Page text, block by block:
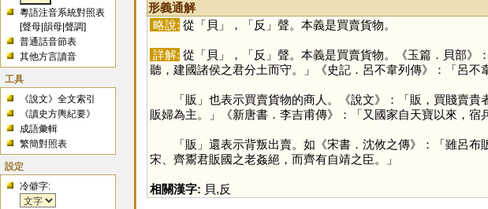
粵語注音系統對照表
[聲母 |韻母 |聲調]
普通話音節表
其他方言讀音
工具
《說文》全文索引
《讀史方輿紀要》
成語彙輯
繁簡對照表
設定
冷僻字:
形義通解
略說: 從「 貝 」，「反 」聲。本義是買賣貨物。
詳解: 從「 貝 」，「反 」聲。本義是買賣貨物。《玉篇．貝部
聽，建國諸侯之君分土而守。」《史記．呂不韋列傳》：「呂不
「販 」也表示買賣貨物的商人。《說文》：「販，買賤賣
販婦為主。」《新唐書．李吉甫傳》：「又國家自天寶以來，宿
「販 」還表示背叛出賣。如《宋書．沈攸之傳》：「雖呂
宋、齊鬻君販國之老姦絕，而齊有自靖之臣。」
相關漢字: 貝,反